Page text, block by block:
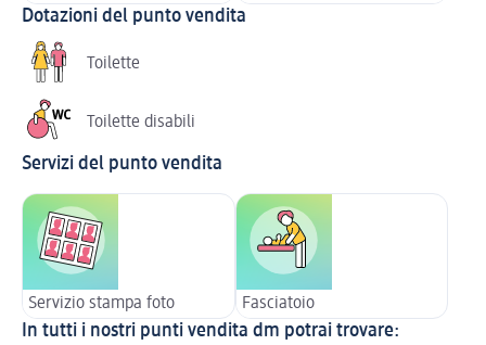
Dotazioni del punto vendita
Toilette
Toilette disabili
Servizi del punto vendita
Servizio stampa foto Fasciatoio
In tutti i nostri punti vendita dm potrai trovare: